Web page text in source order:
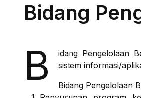
Bidang
B
idang Pengelolaan
sistem informasi/
Bidang Pengelolaan